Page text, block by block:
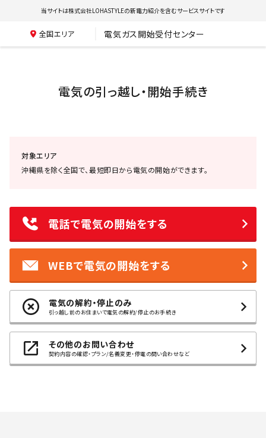
当サイトは株式会社LOHASTYLEの新電力紹介を含むサービスサイトです
全国エリア 電気ガス開始受付センター
電気の引っ越し・開始手続き
対象エリア
沖縄県を除く全国で、最短即日から電気の開始ができます。
電話で電気の開始をする
WEBで電気の開始をする
電気の解約・停止のみ
引っ越し前のお住まいで電気の解約/停止のお手続き
その他のお問い合わせ
契約内容の確認・プラン/名義変更・停電の問い合わせなど